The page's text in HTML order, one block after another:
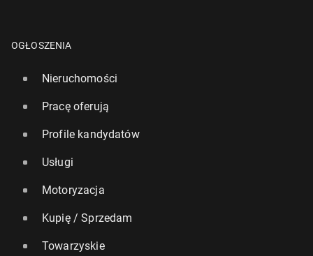
OGŁOSZENIA
Nieruchomości
Pracę oferują
Profile kandydatów
Usługi
Motoryzacja
Kupię / Sprzedam
Towarzyskie